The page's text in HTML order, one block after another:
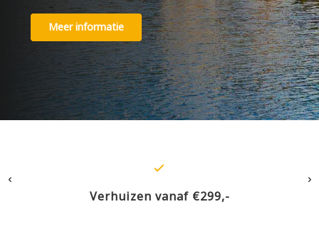
Meer informatie
Verhuizen vanaf €299,-